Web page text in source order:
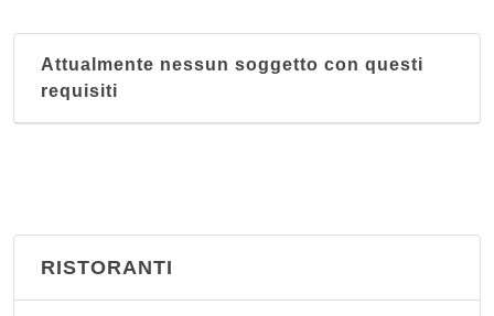
Attualmente nessun soggetto con questi
requisiti
RISTORANTI